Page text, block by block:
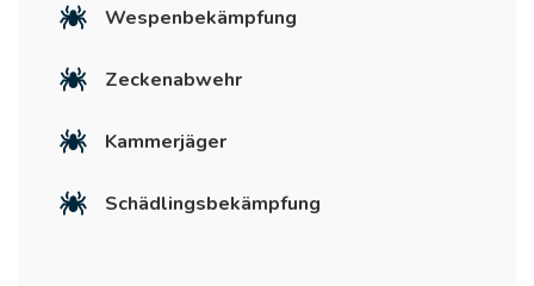
Wespenbekämpfung
Zeckenabwehr
Kammerjäger
Schädlingsbekämpfung